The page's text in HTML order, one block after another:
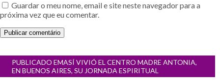
Guardar o meu nome, email e site neste navegador para a
próxima vez que eu comentar.
Navegação
artigos
PUBLICADO EMASÍ VIVIÓ EL CENTRO MADRE ANTONIA,
EN BUENOS AIRES, SU JORNADA ESPIRITUAL